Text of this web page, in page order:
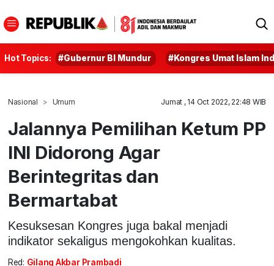
Hot Topics: #Gubernur BI Mundur #Kongres Umat Islam
Nasional Umum Jumat , 14 Oct 2022, 22:48 WIB
Jalannya Pemilihan Ketum PP
INI Didorong Agar
Berintegritas dan
Bermartabat
Kesuksesan Kongres juga bakal menjadi
indikator sekaligus mengokohkan kualitas.
Red: Gilang Akbar Prambadi